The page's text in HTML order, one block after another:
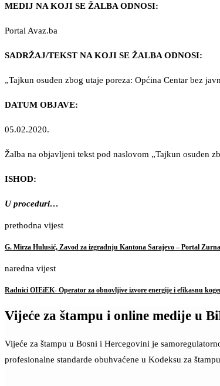
MEDIJ NA KOJI SE ŽALBA ODNOSI:
Portal Avaz.ba
SADRŽAJ/TEKST NA KOJI SE ŽALBA ODNOSI:
„Tajkun osuđen zbog utaje poreza: Općina Centar bez
DATUM OBJAVE:
05.02.2020.
Žalba na objavljeni tekst pod naslovom „Tajkun osuđen
ISHOD:
U proceduri…
prethodna vijest
G. Mirza Hulusić, Zavod za izgradnju Kantona Sarajevo – Portal
naredna vijest
Radnici OIEiEK- Operator za obnovljive izvore energije i efikasnu
Vijeće za štampu i online medije u
Vijeće za štampu u Bosni i Hercegovini je
profesionalne standarde obuhvaćene u Kodeksu za